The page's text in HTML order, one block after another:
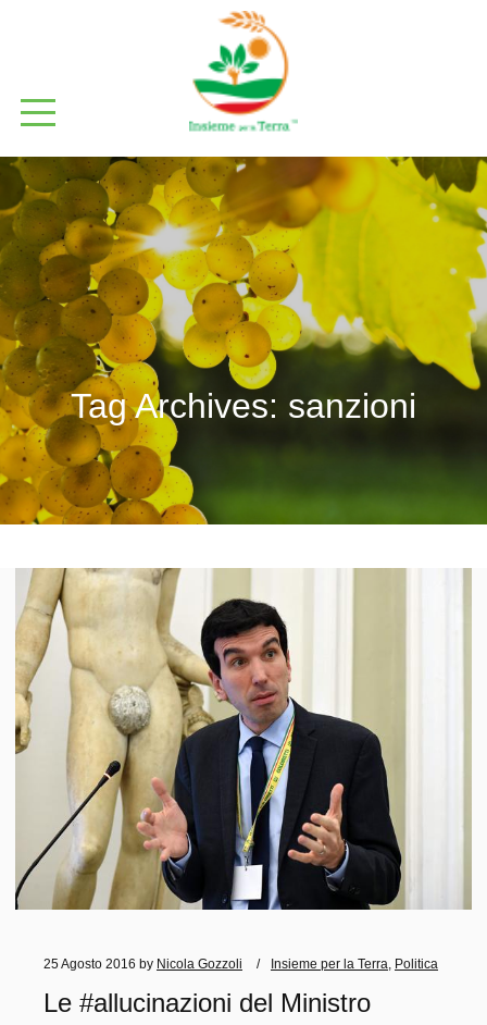
Tag Archives: sanzioni
25 Agosto 2016 by Nicola Gozzoli Insieme per la Terra Politica
Le #allucinazioni del Ministro